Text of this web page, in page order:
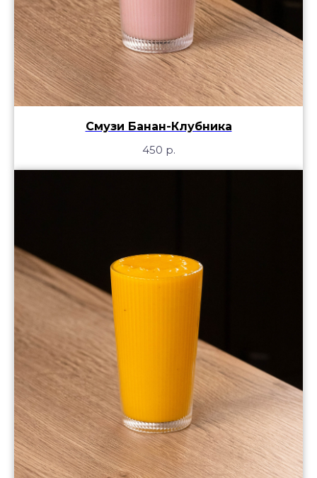
Смузи Банан-Клубника
450 р.